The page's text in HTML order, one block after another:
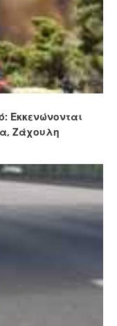
Εκκενώνονται
Ζάχουλη